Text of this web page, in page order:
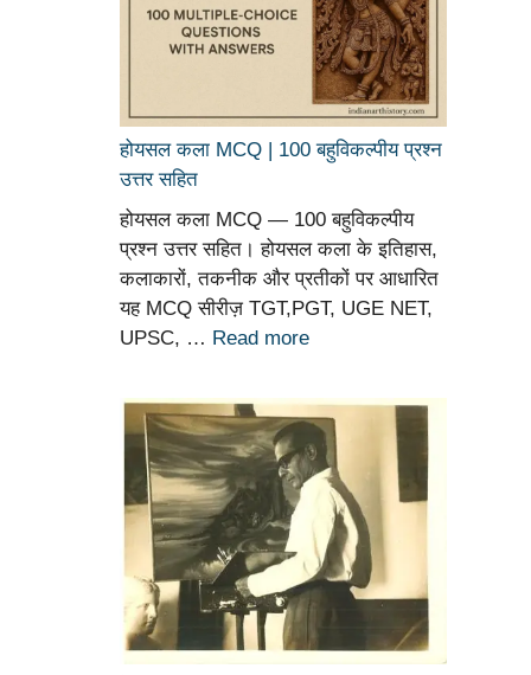
होयसल कला MCQ | 100 बहुविकल्पीय प्रश्न
उत्तर सहित
होयसल कला MCQ — 100 बहुविकल्पीय
प्रश्न उत्तर सहित। होयसल कला के इतिहास,
कलाकारों, तकनीक और प्रतीकों पर आधारित
यह MCQ सीरीज़ TGT,PGT, UGE NET,
UPSC, … Read more